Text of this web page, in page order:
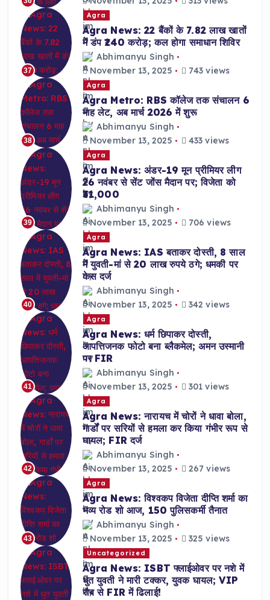
37
Agra
Agra News: 22 बैंकों के 7.82 लाख खातों
में डंप ₹240 करोड़; कल होगा समाधान शिविर
Abhimanyu Singh
November 13, 2025
743 views
38
Agra
Agra Metro: RBS कॉलेज तक संचालन 6
माह लेट, अब मार्च 2026 में शुरू
Abhimanyu Singh
November 13, 2025
433 views
39
Agra
Agra News: अंडर-19 मून प्रीमियर लीग
26 नवंबर से सेंट जोंस मैदान पर; विजेता को
₹31,000
Abhimanyu Singh
November 13, 2025
706 views
40
Agra
Agra News: IAS बताकर दोस्ती, 8 साल
में युवती-मां से 20 लाख रुपये ठगे; धमकी पर
केस दर्ज
Abhimanyu Singh
November 13, 2025
342 views
41
Agra
Agra News: धर्म छिपाकर दोस्ती,
आपत्तिजनक फोटो बना ब्लैकमेल; अमन उस्मानी
पर FIR
Abhimanyu Singh
November 13, 2025
301 views
42
Agra
Agra News: नारायच में चोरों ने धावा बोला,
गार्डों पर सरियों से हमला कर किया गंभीर रूप से
घायल; FIR दर्ज
Abhimanyu Singh
November 13, 2025
267 views
43
Agra
Agra News: विश्वकप विजेता दीप्ति शर्मा का
भव्य रोड शो आज, 150 पुलिसकर्मी तैनात
Abhimanyu Singh
November 13, 2025
325 views
Uncategorized
Agra News: ISBT फ्लाईओवर पर नशे में
धुत युवती ने मारी टक्कर, युवक घायल; VIP
रौब से FIR में ढिलाई!